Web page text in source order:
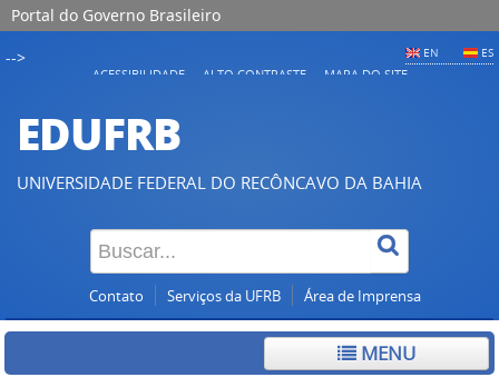
Portal do Governo Brasileiro
EN ES
-->
ACESSIBILIDADE ALTO CONTRASTE MAPA DO SITE
EDUFRB
UNIVERSIDADE FEDERAL DO RECÔNCAVO DA BAHIA
Contato Serviços da UFRB Área de Imprensa
MENU